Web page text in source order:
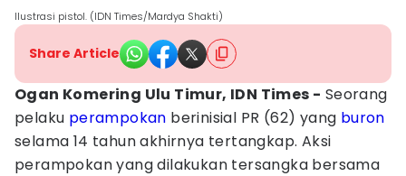
Ilustrasi pistol. (IDN Times/Mardya Shakti)
Share Article
Ogan Komering Ulu Timur, IDN Times - Seorang
pelaku perampokan berinisial PR (62) yang buron
selama 14 tahun akhirnya tertangkap. Aksi
perampokan yang dilakukan tersangka bersama